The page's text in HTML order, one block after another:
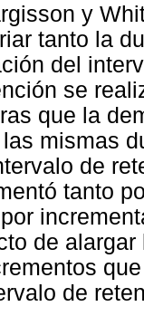
y
tanto la
del
se
que la
mismas
de
tanto
de
de